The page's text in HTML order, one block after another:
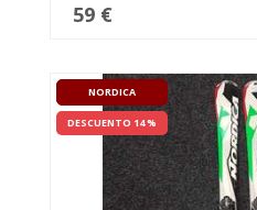
59 €
NORDICA
DESCUENTO 14 %